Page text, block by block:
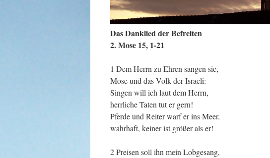
Das Danklied der Befreiten
2. Mose 15, 1-21
1 Dem Herrn zu Ehren sangen sie,
Mose und das Volk der Israeli:
Singen will ich laut dem Herrn,
herrliche Taten tut er gern!
Pferde und Reiter warf er ins Meer,
wahrhaft, keiner ist größer als er!
2 Preisen soll ihn mein Lobgesang,